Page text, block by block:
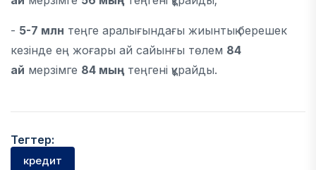
- 5-7 млн теңге аралығындағы жиынтық берешек
кезінде ең жоғары ай сайынғы төлем 84
ай мерзімге 84 мың теңгені құрайды.
Тегтер:
кредит